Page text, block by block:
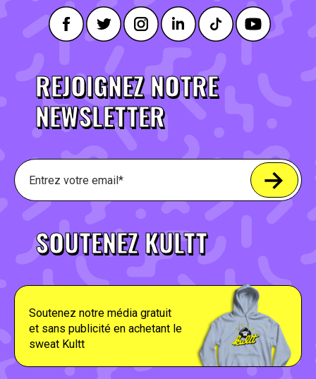
REJOIGNEZ NOTRE
NEWSLETTER
SOUTENEZ KULTT
Soutenez notre média gratuit
et sans publicité en achetant le
sweat Kultt